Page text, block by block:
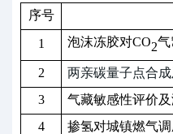
序号
1 泡沫冻胶对CO2气
2
两亲碳量子点合
3
气藏敏感性评价
4
掺氢对城镇燃气